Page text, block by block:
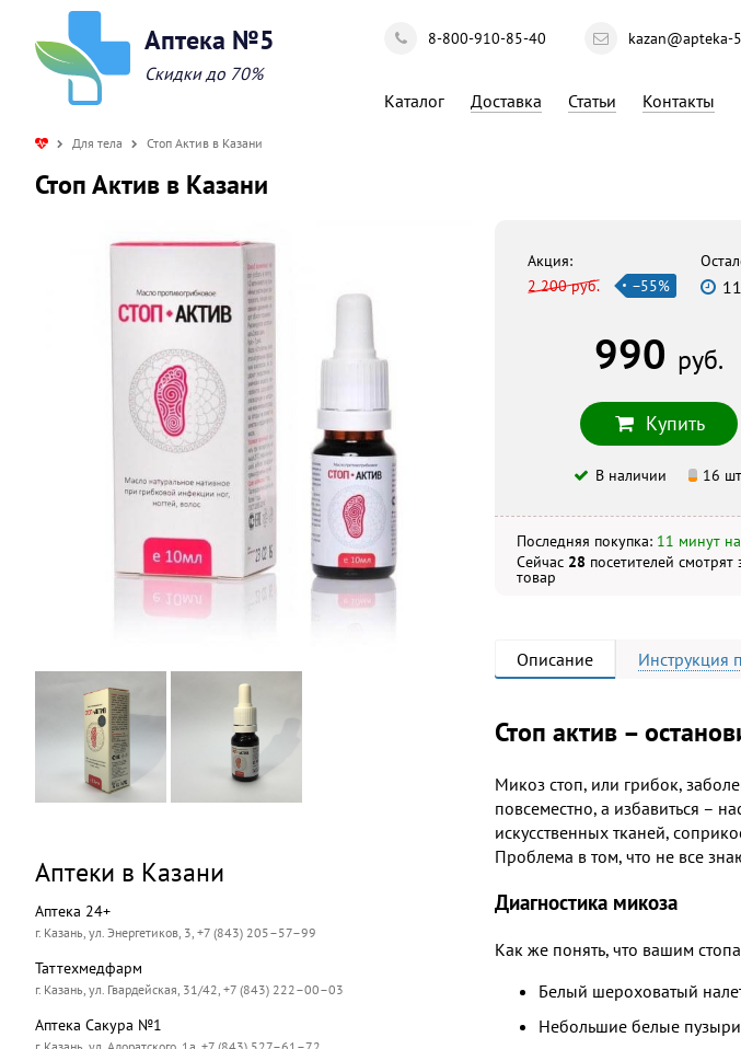
Аптека №5
Скидки до 70%
8-800-910-85-40 kazan@apteka-
Каталог Доставка Статьи Контакты
Для тела Стоп Актив в Казани
Стоп Актив в Казани
Аптеки в Казани
Аптека 24+
г. Казань, ул. Энергетиков, 3, +7 (843) 205–57–99
Таттехмедфарм
г. Казань, ул. Гвардейская, 31/42, +7 (843) 222–00–03
Аптека Сакура №1
Акция:
2 200 руб.
−55%
990 руб.
Купить
В наличии 16
Последняя покупка: 11 минут
Сейчас 28 посетителей смотрят
товар
Описание Инструкция
Стоп актив –
Микоз стоп, или грибок,
повсеместно, а избавиться –
искусственных тканей,
Проблема в том, что не все
Диагностика микоза
Как же понять, что вашим
Белый шероховатый
Небольшие белые